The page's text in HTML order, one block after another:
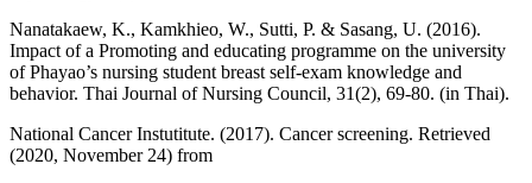
Nanatakaew, K., Kamkhieo, W., Sutti, P. & Sasang, U. (2016).
Impact of a Promoting and educating programme on the university
of Phayao’s nursing student breast self-exam knowledge and
behavior. Thai Journal of Nursing Council, 31(2), 69-80. (in Thai).
National Cancer Instutitute. (2017). Cancer screening. Retrieved
(2020, November 24) from